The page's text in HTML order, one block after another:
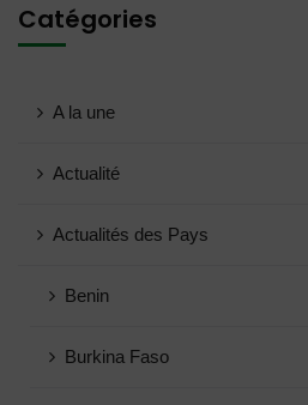
Catégories
A la une
Actualité
Actualités des Pays
Benin
Burkina Faso